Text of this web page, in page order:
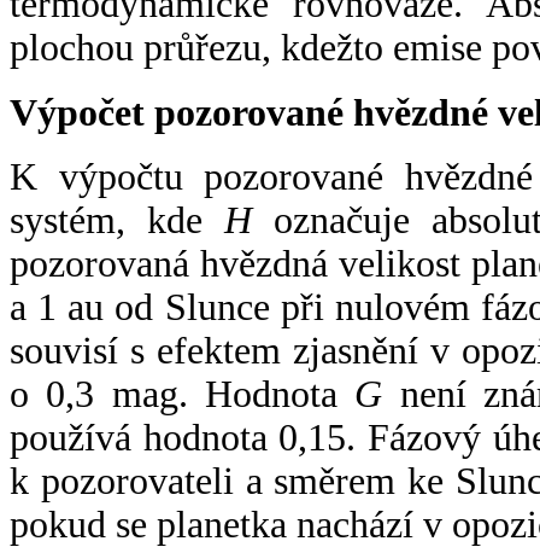
plochou průřezu, kdežto emise
Výpočet pozorované hvězdné
K výpočtu pozorované
systém, kde Hoznačuje
pozorovaná hvězdná velikost
a 1 au od Slunce při nulovém
souvisí s efektem zjasnění v
o 0,3 mag. Hodnota G není
používá hodnota 0,15. Fázový
k pozorovateli a směrem ke
pokud se planetka nachází v